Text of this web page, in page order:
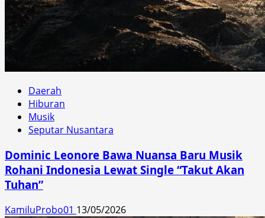
Daerah
Hiburan
Musik
Seputar Nusantara
Dominic Leonore Bawa Nuansa Baru Musik
Rohani Indonesia Lewat Single “Takut Akan
Tuhan”
KamiluProbo01 13/05/2026